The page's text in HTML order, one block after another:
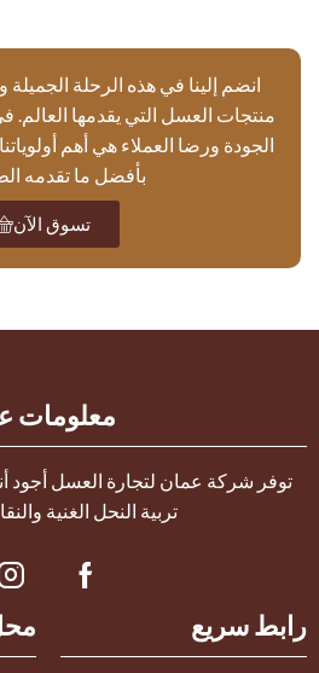
انضم إلينا في هذه الرحلة
منتجات العسل التي يقدمها العالم.
الجودة ورضا العملاء هي أهم
بأفضل ما تقدمه
تسوق الآن
معلومات
توفر شركة عمان لتجارة العسل أجود
تربية النحل الغنية
رابط سريع